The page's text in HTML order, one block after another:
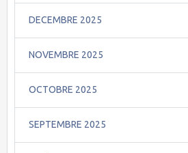
DECEMBRE 2025
NOVEMBRE 2025
OCTOBRE 2025
SEPTEMBRE 2025